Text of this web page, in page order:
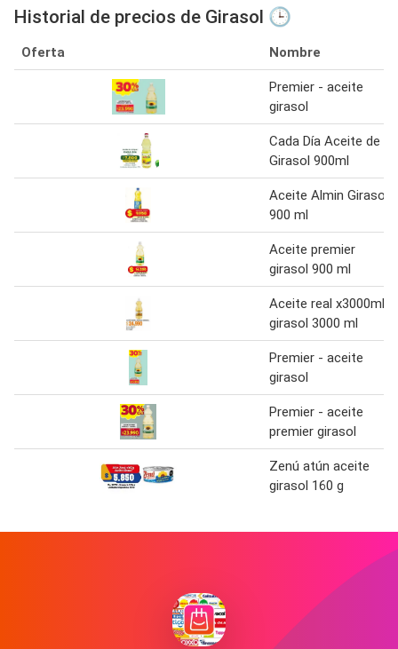
Historial de precios de Girasol 🕒
Oferta Nombre
Premier - aceite
girasol
Cada Día Aceite de
Girasol 900ml
Aceite Almin Girasol
900 ml
Aceite premier
girasol 900 ml
Aceite real x3000ml
girasol 3000 ml
Premier - aceite
girasol
Premier - aceite
premier girasol
Zenú atún aceite
girasol 160 g